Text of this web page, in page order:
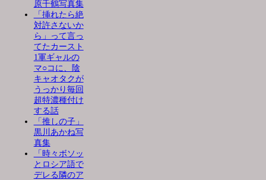
原千鶴写真集
「挿れたら絶
対許さないか
ら」って言っ
てたカースト
1軍ギャルの
マ○コに、陰
キャオタクが
うっかり毎回
超特濃種付け
する話
「推しの子」
黒川あかね写
真集
「時々ボソッ
とロシア語で
デレる隣のア